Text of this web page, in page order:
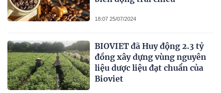
18:07 25/07/2024
BIOVIET đã Huy động 2.3 tỷ
đồng xây dựng vùng nguyên
liệu dược liệu đạt chuẩn của
Bioviet